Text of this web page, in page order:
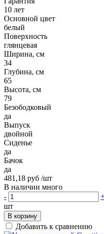
10 лет
Основной цвет
белый
Поверхность
глянцевая
Ширина, см
34
Глубина, см
65
Высота, см
79
Безободковый
да
Выпуск
двойной
Сиденье
да
Бачок
да
481,18 руб /шт
В наличии много
-
шт
В корзину
Добавить к сравнению